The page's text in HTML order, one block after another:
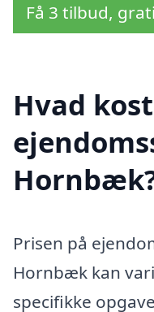
Få 3 tilbud,
Hvad
Prisen på
Hornbæk kan
specifikke